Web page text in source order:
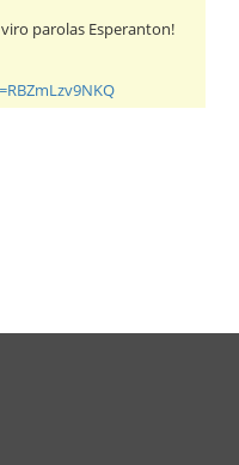
parolas Esperanton!